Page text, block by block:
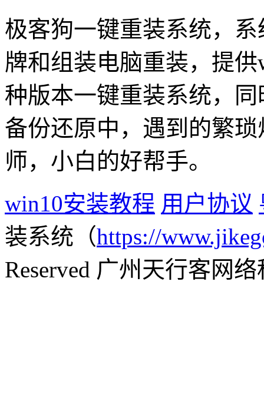
极客狗一键重装系统，
牌和组装电脑重装，提
种版本一键重装系统，
备份还原中，遇到的繁
师，小白的好帮手。
win10安装教程 用户协议
装系统（https://
Reserved 广州天行客网